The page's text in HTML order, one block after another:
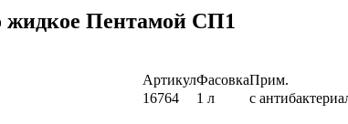
Пентамой СП1
АртикулФасовкаПрим.
16764
1 л с